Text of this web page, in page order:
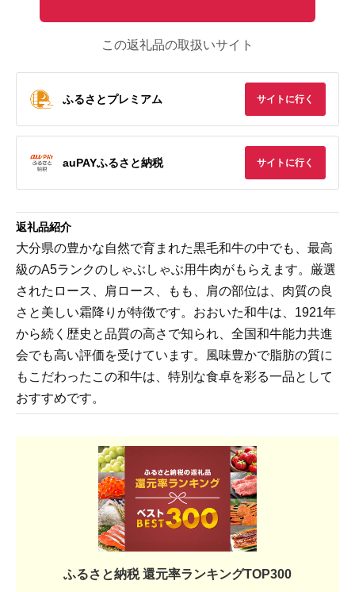
この返礼品の取扱いサイト
ふるさとプレミアム サイトに行く
auPAYふるさと納税 サイトに行く
返礼品紹介
大分県の豊かな自然で育まれた黒毛和牛の中でも、最高
級のA5ランクのしゃぶしゃぶ用牛肉がもらえます。厳選
されたロース、肩ロース、もも、肩の部位は、肉質の良
さと美しい霜降りが特徴です。おおいた和牛は、1921年
から続く歴史と品質の高さで知られ、全国和牛能力共進
会でも高い評価を受けています。風味豊かで脂肪の質に
もこだわったこの和牛は、特別な食卓を彩る一品として
おすすめです。
ふるさと納税 還元率ランキングTOP300